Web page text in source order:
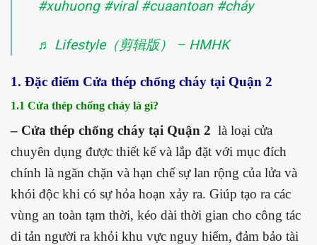
#xuhuong #viral #cuaantoan #cháy
♬ Lifestyle（剪辑版） – HMHK
1. Đặc điểm Cửa thép chống cháy tại Quận 2
1.1 Cửa thép chống cháy là gì?
– Cửa thép chống cháy tại Quận 2 là loại cửa
chuyên dụng được thiết kế và lắp đặt với mục đích
chính là ngăn chặn và hạn chế sự lan rộng của lửa và
khói độc khi có sự hỏa hoạn xảy ra. Giúp tạo ra các
vùng an toàn tạm thời, kéo dài thời gian cho công tác
di tản người ra khỏi khu vực nguy hiểm, đảm bảo tài